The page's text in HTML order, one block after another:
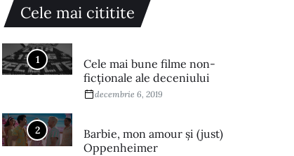
Cele mai cititite
1
Cele mai bune filme non-
ficționale ale deceniului
decembrie 6, 2019
2
Barbie, mon amour și (just)
Oppenheimer